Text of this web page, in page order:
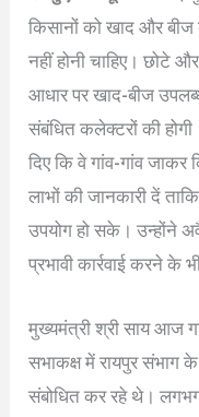
किसानों को खाद और बीज
नहीं होनी चाहिए। छोटे
आधार पर खाद-बीज
संबंधित कलेक्टरों की
दिए कि वे गांव-गांव जाकर
लाभों की जानकारी दें
उपयोग हो सके। उन्होंने
प्रभावी कार्रवाई करने के
मुख्यमंत्री श्री साय आज
सभाकक्ष में रायपुर संभाग
संबोधित कर रहे थे।